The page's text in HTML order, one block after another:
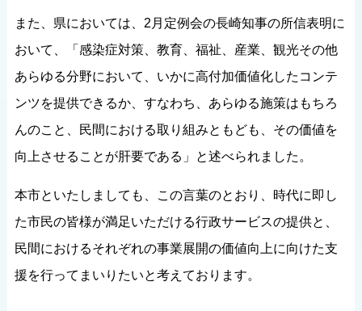
また、県においては、2月定例会の長崎知事の所信表明に
おいて、「感染症対策、教育、福祉、産業、観光その他
あらゆる分野において、いかに高付加価値化したコンテ
ンツを提供できるか、すなわち、あらゆる施策はもちろ
んのこと、民間における取り組みともども、その価値を
向上させることが肝要である」と述べられました。
本市といたしましても、この言葉のとおり、時代に即し
た市民の皆様が満足いただける行政サービスの提供と、
民間におけるそれぞれの事業展開の価値向上に向けた支
援を行ってまいりたいと考えております。